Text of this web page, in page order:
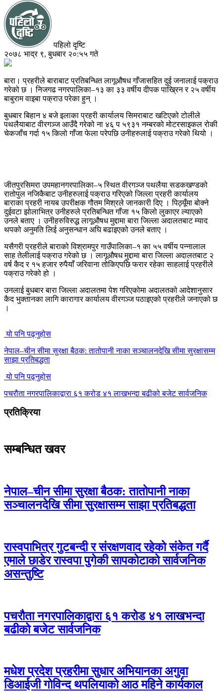
पहिलो दृष्टि
२०७८ भाद्र ९, बुधबार २०:५५ गते
बारा। प्रहरीले बाराबाट प्रतिबन्धित लागूऔषध गाँजासहित दुई जनालाई पक्राउ
गरेको छ । निजगढ नगरपालिका–१३ का ३३ वर्षीय दीपक पाख्रिन र २५ वर्षीय
बाबुराम वाइबा पक्राउ परेका हुन् ।
बुधबार बिहान ४ बजे इलाका प्रहरी कार्यालय सिमराबाट खटिएको टोलीले
पथलैयाबाट वीरगञ्ज आउँदै गरेको ना ४६ प ५९३१ नम्बरको मोटरसाइकल रोकी
चेकजाँच गर्दा १५ किलो गाँजा फेला परेपछि उनीहरुलाई पक्राउ गरेको थियो ।
जीतपुरसिमरा उपमहानगरपालिका–५ स्थित वीरगञ्ज पथलैया सडकखण्डको
रातोपुल नजिकैबाट उनीहरुलाई पक्राउ गरिएको जिल्ला प्रहरी कार्यालय
बाराका प्रहरी नायब उपरीक्षक गौतम मिश्रले जानकारी दिए । पिठ्यूँमा बोक्ने
दुईवटा झोलाभित्र उनीहरुले प्रतिबन्धित गाँजा १५ किलो लुकाएर ल्याएको
उनले बताए । उनीहरुविरुद्ध लागूऔषध मुद्दामा बारा जिल्ला अदालतबाट म्याद
थपको अनुमति लिई अनुसन्धान अघि बढाइएको उनले बताए ।
यसैगरी प्रहरीले बाराको विश्रामपुर गाउँपालिका–१ का ५५ वर्षीय पन्नालाल
साह तेलीलाई पक्राउ गरेको छ । लागूऔषध मुद्दामा बारा जिल्ला अदालतबाट २
वर्ष कैद र १५ हजार रुपैयाँ जरिवाना तोकिएपछि फरार रहेका साहलाई प्रहरीले
पक्राउ गरेको हो ।
उनलाई बुधबार बारा जिल्ला अदालतमा पेश गरिएकोमा अदालतको आदेशानुसार
कैद भुक्तानका लागि कारागार कार्यालय वीरगञ्ज पठाइएको प्रहरीले जनाएको छ
।
यो पनि पढ्नुहोस
नेपाल–चीन सीमा सुरक्षा बैठक: तातोपानी नाका सञ्चालनदेखि सीमा सुरक्षासम्म
साझा प्रतिबद्धता
यो पनि पढ्नुहोस
पचरौता नगरपालिकाद्वारा ६१ करोड ४१ लाखभन्दा बढीको बजेट सार्वजनिक
प्रतिक्रिया
सम्बन्धित खवर
नेपाल–चीन सीमा सुरक्षा बैठक: तातोपानी नाका
सञ्चालनदेखि सीमा सुरक्षासम्म साझा प्रतिबद्धता
रास्वपाभित्र गुटबन्दी र संरक्षणवाद रहेको संकेत गर्दै
एमाले छाडेर रास्वपा पुगेकी सापकोटाको सार्वजनिक
असन्तुष्टि
पचरौता नगरपालिकाद्वारा ६१ करोड ४१ लाखभन्दा
बढीको बजेट सार्वजनिक
मधेश प्रदेश प्रहरीमा सुधार अभियानका अगुवा
डिआईजी गोविन्द थपलियाको आठ महिने कार्यकाल